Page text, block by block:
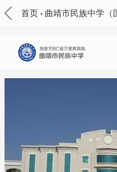
首页 曲靖市民族中学（